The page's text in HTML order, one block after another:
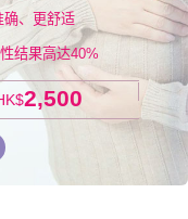
确、更舒适
结果高达40%
2,500